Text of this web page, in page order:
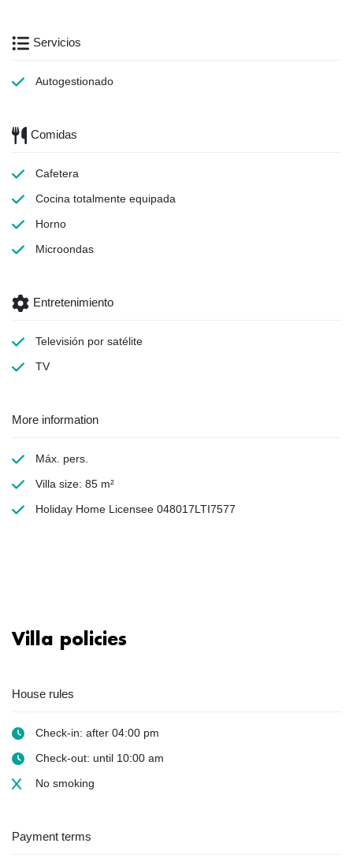
Servicios
Autogestionado
Comidas
Cafetera
Cocina totalmente equipada
Horno
Microondas
Entretenimiento
Televisión por satélite
TV
More information
Máx. pers.
Villa size: 85 m²
Holiday Home Licensee 048017LTI7577
Villa policies
House rules
Check-in: after 04:00 pm
Check-out: until 10:00 am
No smoking
Payment terms